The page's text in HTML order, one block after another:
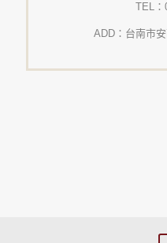
TEL：
ADD：台南市